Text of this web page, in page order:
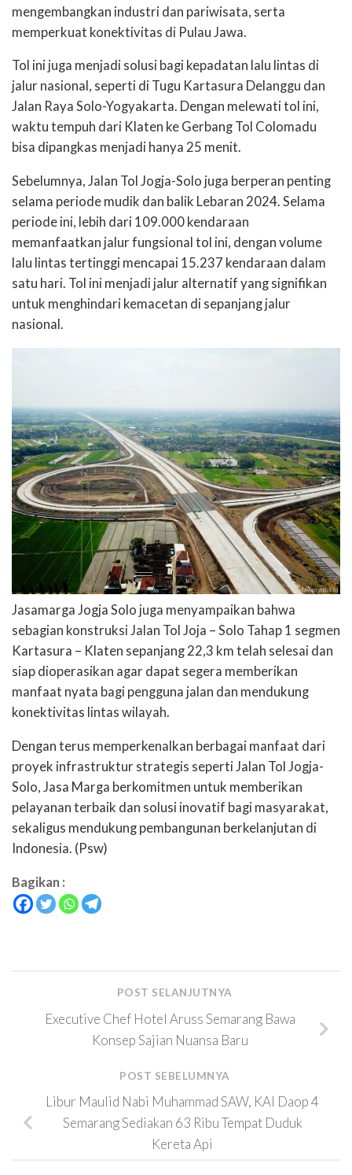
mengembangkan industri dan pariwisata, serta
memperkuat konektivitas di Pulau Jawa.
Tol ini juga menjadi solusi bagi kepadatan lalu lintas di
jalur nasional, seperti di Tugu Kartasura Delanggu dan
Jalan Raya Solo-Yogyakarta. Dengan melewati tol ini,
waktu tempuh dari Klaten ke Gerbang Tol Colomadu
bisa dipangkas menjadi hanya 25 menit.
Sebelumnya, Jalan Tol Jogja-Solo juga berperan penting
selama periode mudik dan balik Lebaran 2024. Selama
periode ini, lebih dari 109.000 kendaraan
memanfaatkan jalur fungsional tol ini, dengan volume
lalu lintas tertinggi mencapai 15.237 kendaraan dalam
satu hari. Tol ini menjadi jalur alternatif yang signifikan
untuk menghindari kemacetan di sepanjang jalur
nasional.
Jasamarga Jogja Solo juga menyampaikan bahwa
sebagian konstruksi Jalan Tol Joja – Solo Tahap 1 segmen
Kartasura – Klaten sepanjang 22,3 km telah selesai dan
siap dioperasikan agar dapat segera memberikan
manfaat nyata bagi pengguna jalan dan mendukung
konektivitas lintas wilayah.
Dengan terus memperkenalkan berbagai manfaat dari
proyek infrastruktur strategis seperti Jalan Tol Jogja-
Solo, Jasa Marga berkomitmen untuk memberikan
pelayanan terbaik dan solusi inovatif bagi masyarakat,
sekaligus mendukung pembangunan berkelanjutan di
Indonesia. (Psw)
Bagikan :
POST SELANJUTNYA
Executive Chef Hotel Aruss Semarang Bawa
Konsep Sajian Nuansa Baru
POST SEBELUMNYA
Libur Maulid Nabi Muhammad SAW, KAI Daop 4
Semarang Sediakan 63 Ribu Tempat Duduk
Kereta Api